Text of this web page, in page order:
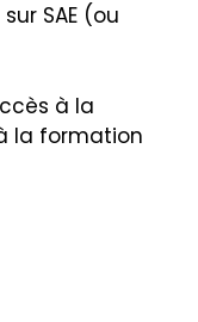
SAE (ou
à la
la formation